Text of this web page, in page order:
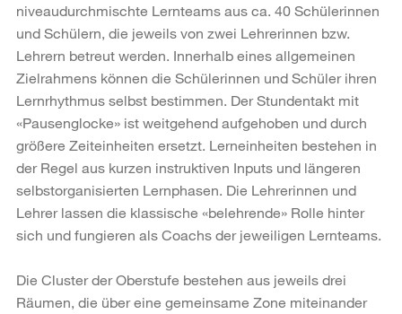
niveaudurchmischte Lernteams aus ca. 40 Schülerinnen
und Schülern, die jeweils von zwei Lehrerinnen bzw.
Lehrern betreut werden. Innerhalb eines allgemeinen
Zielrahmens können die Schülerinnen und Schüler ihren
Lernrhythmus selbst bestimmen. Der Stundentakt mit
«Pausenglocke» ist weitgehend aufgehoben und durch
größere Zeiteinheiten ersetzt. Lerneinheiten bestehen in
der Regel aus kurzen instruktiven Inputs und längeren
selbstorganisierten Lernphasen. Die Lehrerinnen und
Lehrer lassen die klassische «belehrende» Rolle hinter
sich und fungieren als Coachs der jeweiligen Lernteams.
Die Cluster der Oberstufe bestehen aus jeweils drei
Räumen, die über eine gemeinsame Zone miteinander